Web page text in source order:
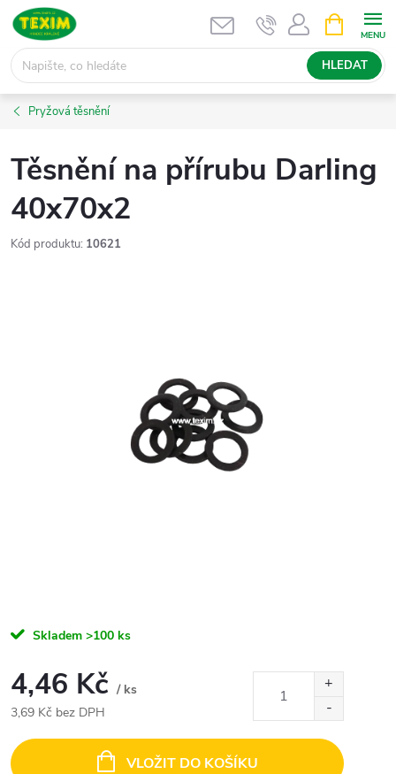
Přejít
obsah
HLEDAT
NÁKUPNÍ
KOŠÍK
Pryžová těsnění
Těsnění na přírubu Darling
40x70x2
Kód produktu: 10621
Skladem >100 ks
4,46 Kč / ks
3,69 Kč bez DPH
cena:
VLOŽIT DO KOŠÍKU